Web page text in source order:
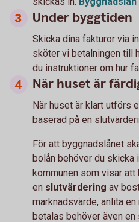
Under byggtiden
Skicka dina fakturor via
sköter vi betalningen till
du instruktioner om hur
När huset är
När huset är klart utförs
baserad på en
För att byggnadslånet
bolån behöver du skicka
kommunen som visar
en slutvärdering av
marknadsvärde, anlita
betalas behöver även en